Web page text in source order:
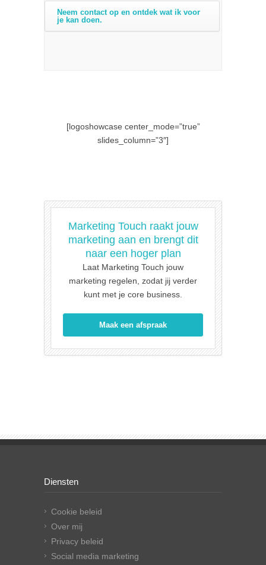
Neem contact op en ontdek wat ik voor
je kan doen.
[logoshowcase center_mode=”true”
slides_column=”3″]
Marketing Touch raakt jouw
marketing aan en brengt dit
naar een hoger plan
Laat Marketing Touch jouw
marketing regelen, zodat jij verder
kunt met je core business.
Maak een afspraak
Diensten
Cookie beleid
Over mij
Privacy beleid
Social media marketing